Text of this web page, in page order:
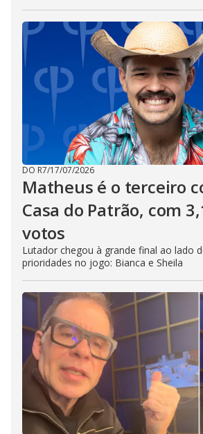
DO R7/17/07/2026
Matheus é o terceiro
Casa do Patrão, com
votos
Lutador chegou à grande final ao lado
prioridades no jogo: Bianca e Sheila